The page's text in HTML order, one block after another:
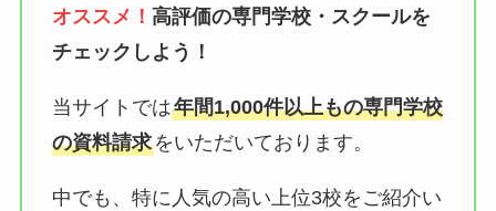
オススメ！ 高評価の専門学校・スクールを
チェックしよう！
当サイトでは年間1,000件以上もの専門学校
の資料請求をいただいております。
中でも、特に人気の高い上位3校をご紹介い